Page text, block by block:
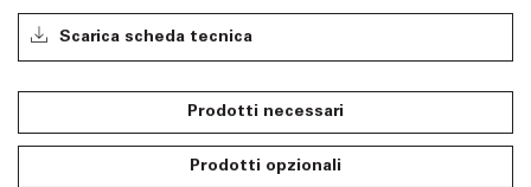
Scarica scheda tecnica
Prodotti necessari
Prodotti opzionali